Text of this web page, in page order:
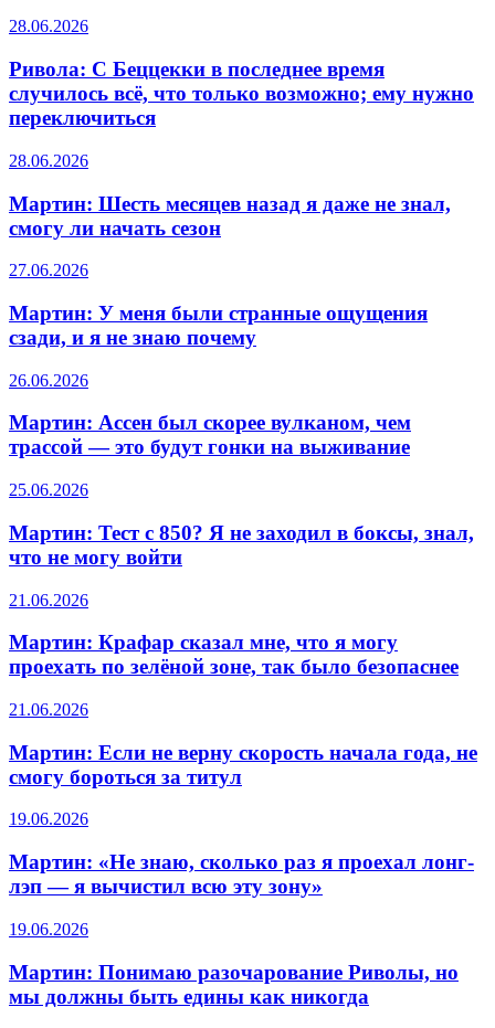
28.06.2026
Ривола: С Беццекки в последнее время
случилось всё, что только возможно; ему нужно
переключиться
28.06.2026
Мартин: Шесть месяцев назад я даже не знал,
смогу ли начать сезон
27.06.2026
Мартин: У меня были странные ощущения
сзади, и я не знаю почему
26.06.2026
Мартин: Ассен был скорее вулканом, чем
трассой — это будут гонки на выживание
25.06.2026
Мартин: Тест с 850? Я не заходил в боксы, знал,
что не могу войти
21.06.2026
Мартин: Крафар сказал мне, что я могу
проехать по зелёной зоне, так было безопаснее
21.06.2026
Мартин: Если не верну скорость начала года, не
смогу бороться за титул
19.06.2026
Мартин: «Не знаю, сколько раз я проехал лонг-
лэп — я вычистил всю эту зону»
19.06.2026
Мартин: Понимаю разочарование Риволы, но
мы должны быть едины как никогда